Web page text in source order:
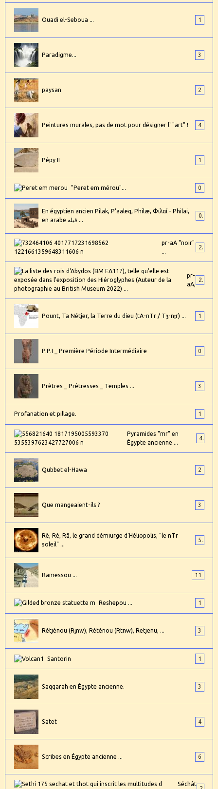
Ouadi el-Seboua ... 1
Paradigme... 3
paysan 2
Peintures murales, pas de mot pour désigner l' "art" ! 4
Pépy II 1
"Peret em mérou"... 0
En égyptien ancien Pilak, P'aaleq, Philæ, Φιλαί - Philai,
en arabe فيله ...
0
pr-aA "noir"
...
2
pr-
aA,
24
Pount, Ta Nétjer, la Terre du dieu (tA-nTr / Tȝ-nṯr) ... 1
P.P.I _ Première Période Intermédiaire 0
Prêtres _ Prêtresses _ Temples ... 3
Profanation et pillage. 1
Pyramides "mr" en
Égypte ancienne ...
4
Qubbet el-Hawa 2
Que mangeaient-ils ? 3
Rê, Ré, Râ, le grand démiurge d'Héliopolis, "le nTr
soleil" ...
5
Ramessou ... 11
Reshepou ... 1
Rétjénou (Rṯnw), Réténou (Rtnw), Retjenu, ... 3
Santorin 1
Saqqarah en Égypte ancienne. 3
Satet 4
Scribes en Égypte ancienne ... 6
Séchât